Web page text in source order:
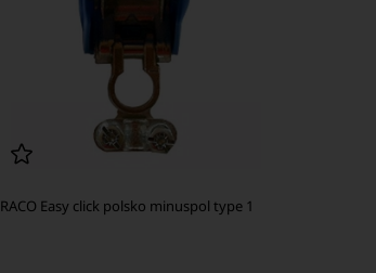
RACO Easy click polsko minuspol type 1